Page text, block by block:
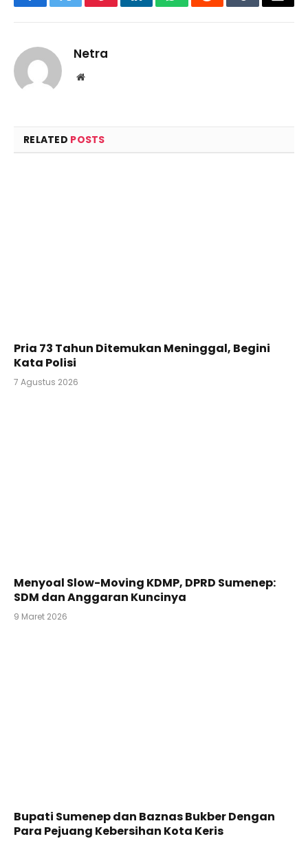
FacebookTwitterPinterestLinkedInWhatsAppRedditTumblrEmail
Netra
Website
RELATED POSTS
Pria 73 Tahun Ditemukan Meninggal, Begini
Kata Polisi
7 Agustus 2026
Menyoal Slow-Moving KDMP, DPRD Sumenep:
SDM dan Anggaran Kuncinya
9 Maret 2026
Bupati Sumenep dan Baznas Bukber Dengan
Para Pejuang Kebersihan Kota Keris